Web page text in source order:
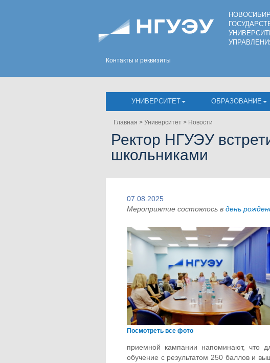
Контакты и реквизиты
УНИВЕРСИТЕТ ОБРАЗОВАНИЕ
Главная > Университет > Новости
Ректор НГУЭУ
школьниками
07.08.2025
Мероприятие состоялось в день
Посмотреть все фото
приемной кампании напоминают, что
обучение с результатом 250 баллов и